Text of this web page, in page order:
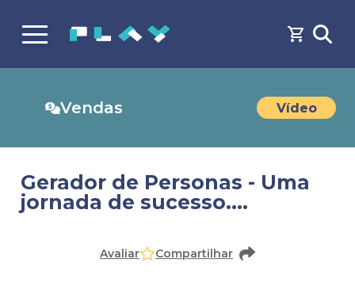
Vendas Vídeo
Gerador de Personas - Uma
jornada de sucesso....
cadastro para acessar o conteúdo
Avaliar Compartilhar